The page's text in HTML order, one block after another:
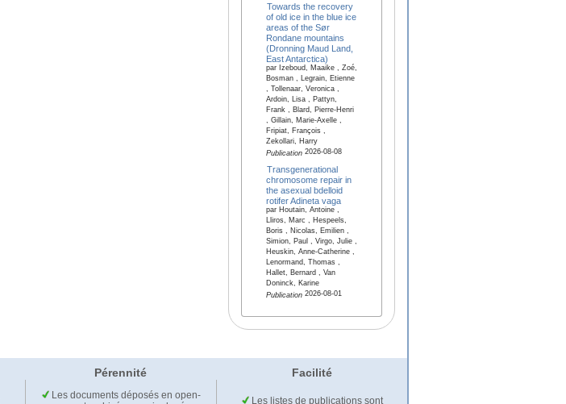
Towards the recovery
of old ice in the blue ice
areas of the Sør
Rondane mountains
(Dronning Maud Land,
East Antarctica)
par Izeboud, Maaike , Zoé,
Bosman , Legrain, Etienne
, Tollenaar, Veronica ,
Ardoin, Lisa , Pattyn,
Frank , Blard, Pierre-Henri
, Gillain, Marie-Axelle ,
Fripiat, François ,
Zekollari, Harry
Publication2026-08-08
Transgenerational
chromosome repair in
the asexual bdelloid
rotifer Adineta vaga
par Houtain, Antoine ,
Lliros, Marc , Hespeels,
Boris , Nicolas, Emilien ,
Simion, Paul , Virgo, Julie ,
Heuskin, Anne-Catherine ,
Lenormand, Thomas ,
Hallet, Bernard , Van
Doninck, Karine
Publication2026-08-01
Pérennité Facilité
Les documents déposés en open-
Les listes de publications sont